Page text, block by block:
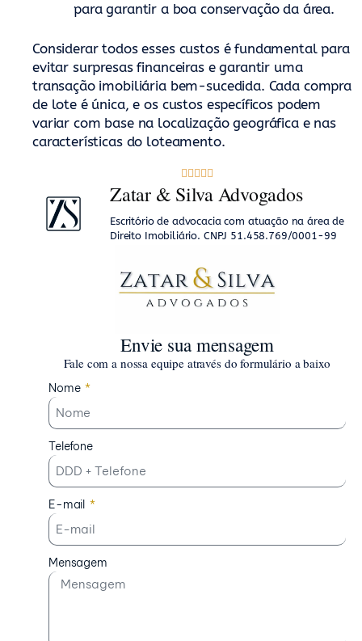
para garantir a boa conservação da área.
Considerar todos esses custos é fundamental para
evitar surpresas financeiras e garantir uma
transação imobiliária bem-sucedida. Cada compra
de lote é única, e os custos específicos podem
variar com base na localização geográfica e nas
características do loteamento.
    
Zatar & Silva Advogados
Escritório de advocacia com atuação na área de
Direito Imobiliário. CNPJ 51.458.769/0001-99
Envie sua mensagem
Fale com a nossa equipe através do formulário a baixo
Nome
Telefone
E-mail
Mensagem